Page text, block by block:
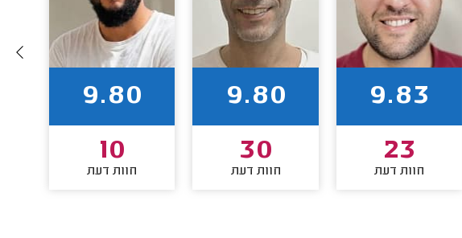
9.83
23
חוות דעת
9.80
30
חוות דעת
9.80
10
חוות דעת